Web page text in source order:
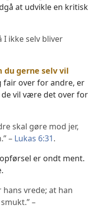
at udvikle en kritisk
I ikke selv bliver
du gerne selv vil
fair over for andre, er
vil være det over for
skal gøre mod jer,
– Lukas 6:31.
er ondt ment.
vrede; at han
–